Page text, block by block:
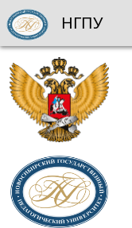
НГПУ